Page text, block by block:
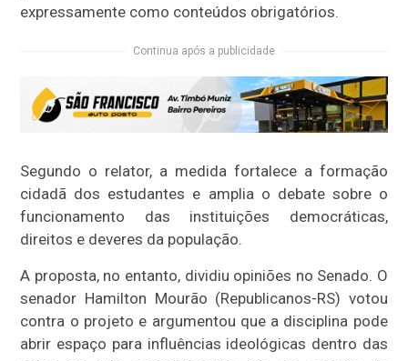
expressamente como conteúdos obrigatórios.
Continua após a publicidade
Segundo o relator, a medida fortalece a formação
cidadã dos estudantes e amplia o debate sobre o
funcionamento das instituições democráticas,
direitos e deveres da população.
A proposta, no entanto, dividiu opiniões no Senado. O
senador Hamilton Mourão (Republicanos-RS) votou
contra o projeto e argumentou que a disciplina pode
abrir espaço para influências ideológicas dentro das